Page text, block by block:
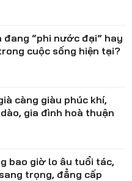
đang “phi nước đại” hay
cuộc sống hiện tại?
càng giàu phúc khí,
gia đình hoà thuận
bao giờ lo âu tuổi tác,
trọng, đẳng cấp